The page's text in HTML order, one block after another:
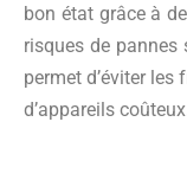
bon état grâce à
risques de pannes
permet d’éviter
d’appareils